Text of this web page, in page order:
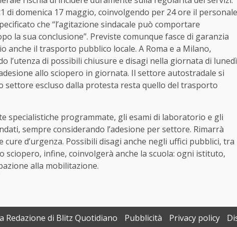
domenica 17 maggio, coinvolgendo per 24 ore il personale
che “l’agitazione sindacale può comportare
la sua conclusione”. Previste comunque fasce di garanzia
anche il trasporto pubblico locale. A Roma e a Milano,
l’utenza di possibili chiusure e disagi nella giornata di lunedì
allo sciopero in giornata. Il settore autostradale si
settore escluso dalla protesta resta quello del trasporto
specialistiche programmate, gli esami di laboratorio e gli
sempre considerando l’adesione per settore. Rimarrà
d’urgenza. Possibili disagi anche negli uffici pubblici, tra
sciopero, infine, coinvolgerà anche la scuola: ogni istituto,
alla mobilitazione.
Redazione di Blitz Quotidiano Pubblicità Privacy policy